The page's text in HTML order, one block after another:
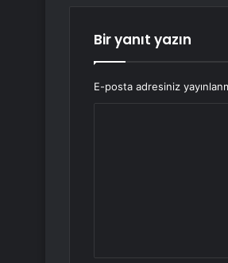
Bir yanıt yazın
E-posta adresiniz